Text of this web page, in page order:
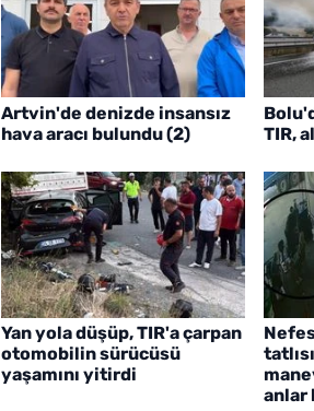
Artvin'de denizde insansız
hava aracı bulundu (2)
TIR,
Yan yola düşüp, TIR'a çarpan
otomobilin sürücüsü
yaşamını yitirdi
anlar